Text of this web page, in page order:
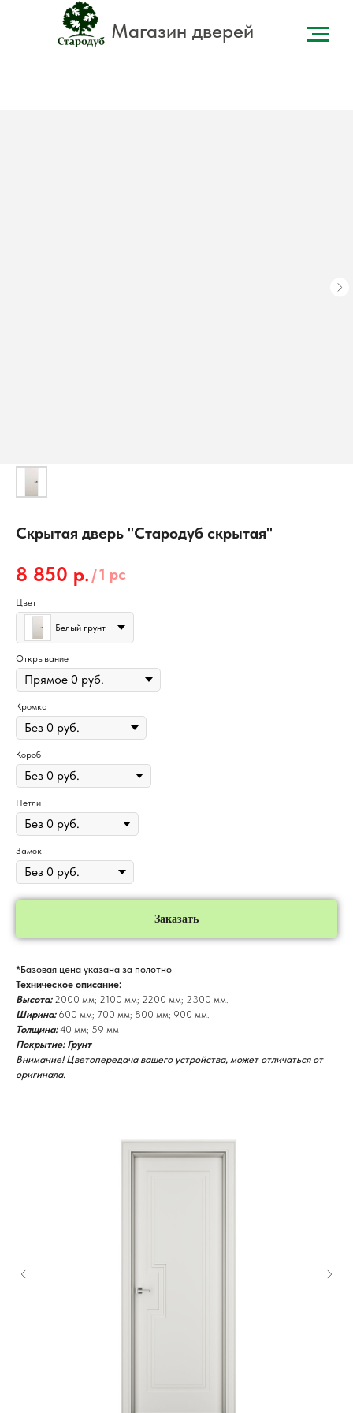
Магазин дверей
Скрытая дверь "Стародуб скрытая"
8 850 р. /1 pc
Цвет
Белый грунт
Открывание
Кромка
Короб
Петли
Замок
Заказать
*Базовая цена указана за полотно
Техническое описание:
Высота: 2000 мм; 2100 мм; 2200 мм; 2300 мм.
Ширина: 600 мм; 700 мм; 800 мм; 900 мм.
Толщина: 40 мм; 59 мм
Покрытие: Грунт
Внимание! Цветопередача вашего устройства, может отличаться от
оригинала.